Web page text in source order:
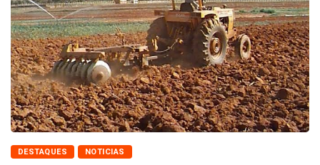
DESTAQUES NOTICIAS